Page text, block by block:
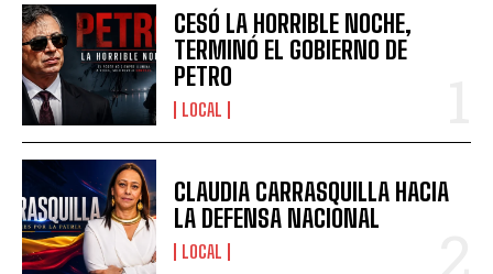
CESÓ LA HORRIBLE NOCHE,
TERMINÓ EL GOBIERNO DE
PETRO
LOCAL
CLAUDIA CARRASQUILLA HACIA
LA DEFENSA NACIONAL
LOCAL